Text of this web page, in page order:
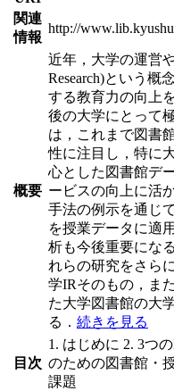
関連
情報
http://
概要
近年，大学の運営
Research)という概
する教育力の向上
後の大学にとって
は，これまで図書
性に注目し，特に
心とした図書館デ
ービスの向上に活
手法の例示を通じ
を授業データに適
析も今後重要にな
れらの研究をさら
学IRそのもの，ま
た大学図書館の大
る． 続きを見る
目次
1. はじめに 2. 3つ
のための図書館・
課題